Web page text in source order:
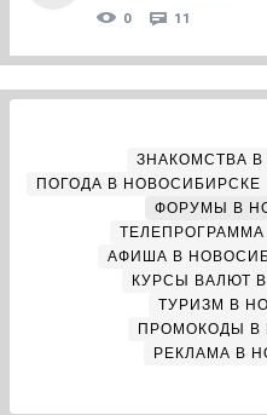
0 11
ЗНАКОМСТВА
ПОГОДА В НОВОСИБИРСКЕ
ФОРУМЫ В
АФИША В
КУРСЫ ВАЛЮТ
ТУРИЗМ В
ПРОМОКОДЫ В
РЕКЛАМА В